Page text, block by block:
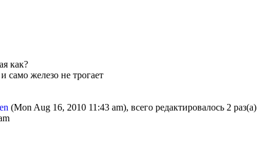
как?
само железо не трогает
(Mon Aug 16, 2010 11:43 am), всего редактировалось 2 раз(а)